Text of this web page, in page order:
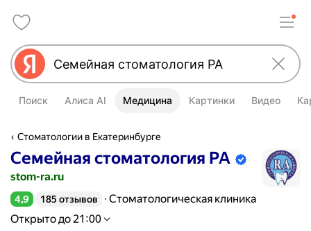
Поиск Алиса AI Медицина Картинки Видео
Стоматологии в Екатеринбурге
Семейная стоматология РА
Информация об организации
stom-ra.ru
Рейтинг 4,9 из 5
4,9 185 отзывов
Стоматологическая клиника
Открыто до 21:00